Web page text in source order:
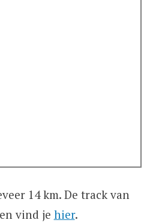
14 km. De track van
vind je hier.